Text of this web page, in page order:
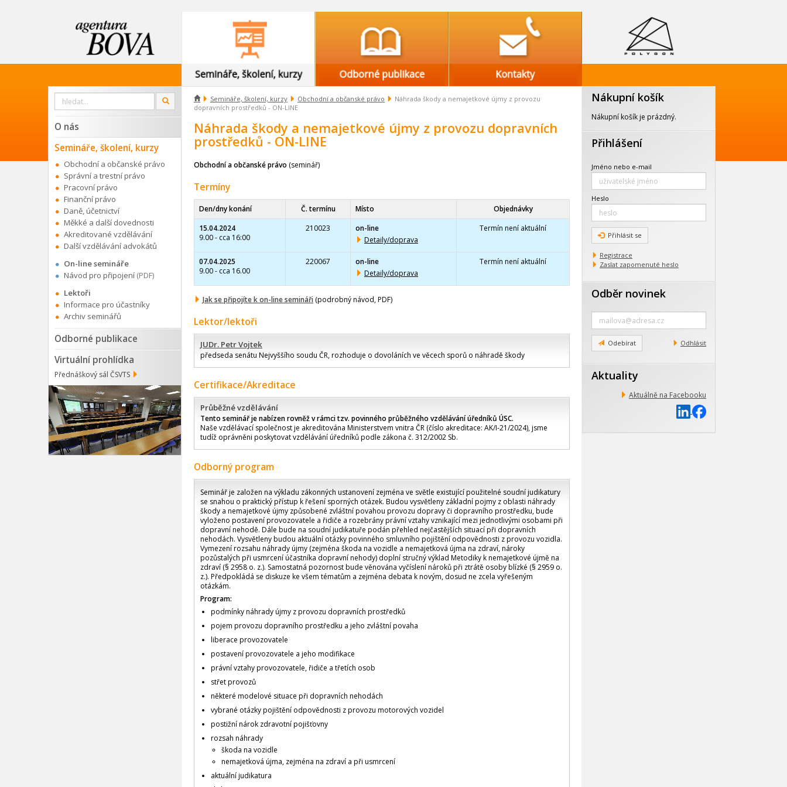
 Semináře, školení, kurzy Obchodní a občanské právo
Náhrada škody a nemajetkové újmy z provozu
dopravních prostředků - ON-LINE
Náhrada škody a nemajetkové újmy z provozu dopravních
prostředků - ON-LINE
Obchodní a občanské právo (seminář)
Termíny
Den/dny konání Č. termínu Místo
Objednávky
15.04.2024
9.00 - cca 16:00
210023
on-line
Detaily/doprava
Termín není aktuální
07.04.2025
9.00 - cca 16.00
220067
on-line
Detaily/doprava
Termín není aktuální
Jak se připojíte k on-line semináři (podrobný návod, PDF)
Lektor/lektoři
JUDr. Petr Vojtek
předseda senátu Nejvyššího soudu ČR, rozhoduje o dovoláních ve věcech sporů o náhradě škody
Certifikace/Akreditace
Průběžné vzdělávání
Tento seminář je nabízen rovněž v rámci tzv. povinného průběžného vzdělávání úředníků ÚSC.
Naše vzdělávací společnost je akreditována Ministerstvem vnitra ČR (číslo akreditace: AK/I-21/2024), jsme
tudíž oprávněni poskytovat vzdělávání úředníků podle zákona č. 312/2002 Sb.
Odborný program
Seminář je založen na výkladu zákonných ustanovení zejména ve světle existující použitelné soudní judikatury
se snahou o praktický přístup k řešení sporných otázek. Budou vysvětleny základní pojmy z oblasti náhrady
škody a nemajetkové újmy způsobené zvláštní povahou provozu dopravy či dopravního prostředku, bude
vyloženo postavení provozovatele a řidiče a rozebrány právní vztahy vznikající mezi jednotlivými osobami při
dopravní nehodě. Dále bude na soudní judikatuře podán přehled nejčastějších situací při dopravních
nehodách. Vysvětleny budou aktuální otázky povinného smluvního pojištění odpovědnosti z provozu vozidla.
Vymezení rozsahu náhrady újmy (zejména škoda na vozidle a nemajetková újma na zdraví, nároky
pozůstalých při usmrcení účastníka dopravní nehody) doplní stručný výklad Metodiky k nemajetkové újmě na
zdraví (§ 2958 o. z.). Samostatná pozornost bude věnována vyčíslení nároků při ztrátě osoby blízké (§ 2959 o.
z.). Předpokládá se diskuze ke všem tématům a zejména debata k novým, dosud ne zcela vyřešeným
otázkám.
Program:
podmínky náhrady újmy z provozu dopravních prostředků
pojem provozu dopravního prostředku a jeho zvláštní povaha
liberace provozovatele
postavení provozovatele a jeho modifikace
právní vztahy provozovatele, řidiče a třetích osob
střet provozů
některé modelové situace při dopravních nehodách
vybrané otázky pojištění odpovědnosti z provozu motorových vozidel
postižní nárok zdravotní pojišťovny
rozsah náhrady
škoda na vozidle
nemajetková újma, zejména na zdraví a při usmrcení
aktuální judikatura
Vyhledat
webu
OK
O nás
Semináře, školení, kurzy
Obchodní a občanské právo
Správní a trestní právo
Pracovní právo
Finanční právo
Daně, účetnictví
Měkké a další dovednosti
Akreditované vzdělávání
Další vzdělávání advokátů
On-line semináře
Návod pro připojení (PDF)
Lektoři
Informace pro účastníky
Archiv seminářů
Odborné publikace
Virtuální prohlídka
Přednáškový sál ČSVTS
Nákupní košík
Nákupní košík je prázdný.
Přihlášení
Jméno nebo e-mail
Heslo
Přihlásit se
Registrace
Zaslat zapomenuté heslo
Odběr novinek
Zadejte
mail
Odebírat Odhlásit
Aktuality
Aktuálně na Facebooku